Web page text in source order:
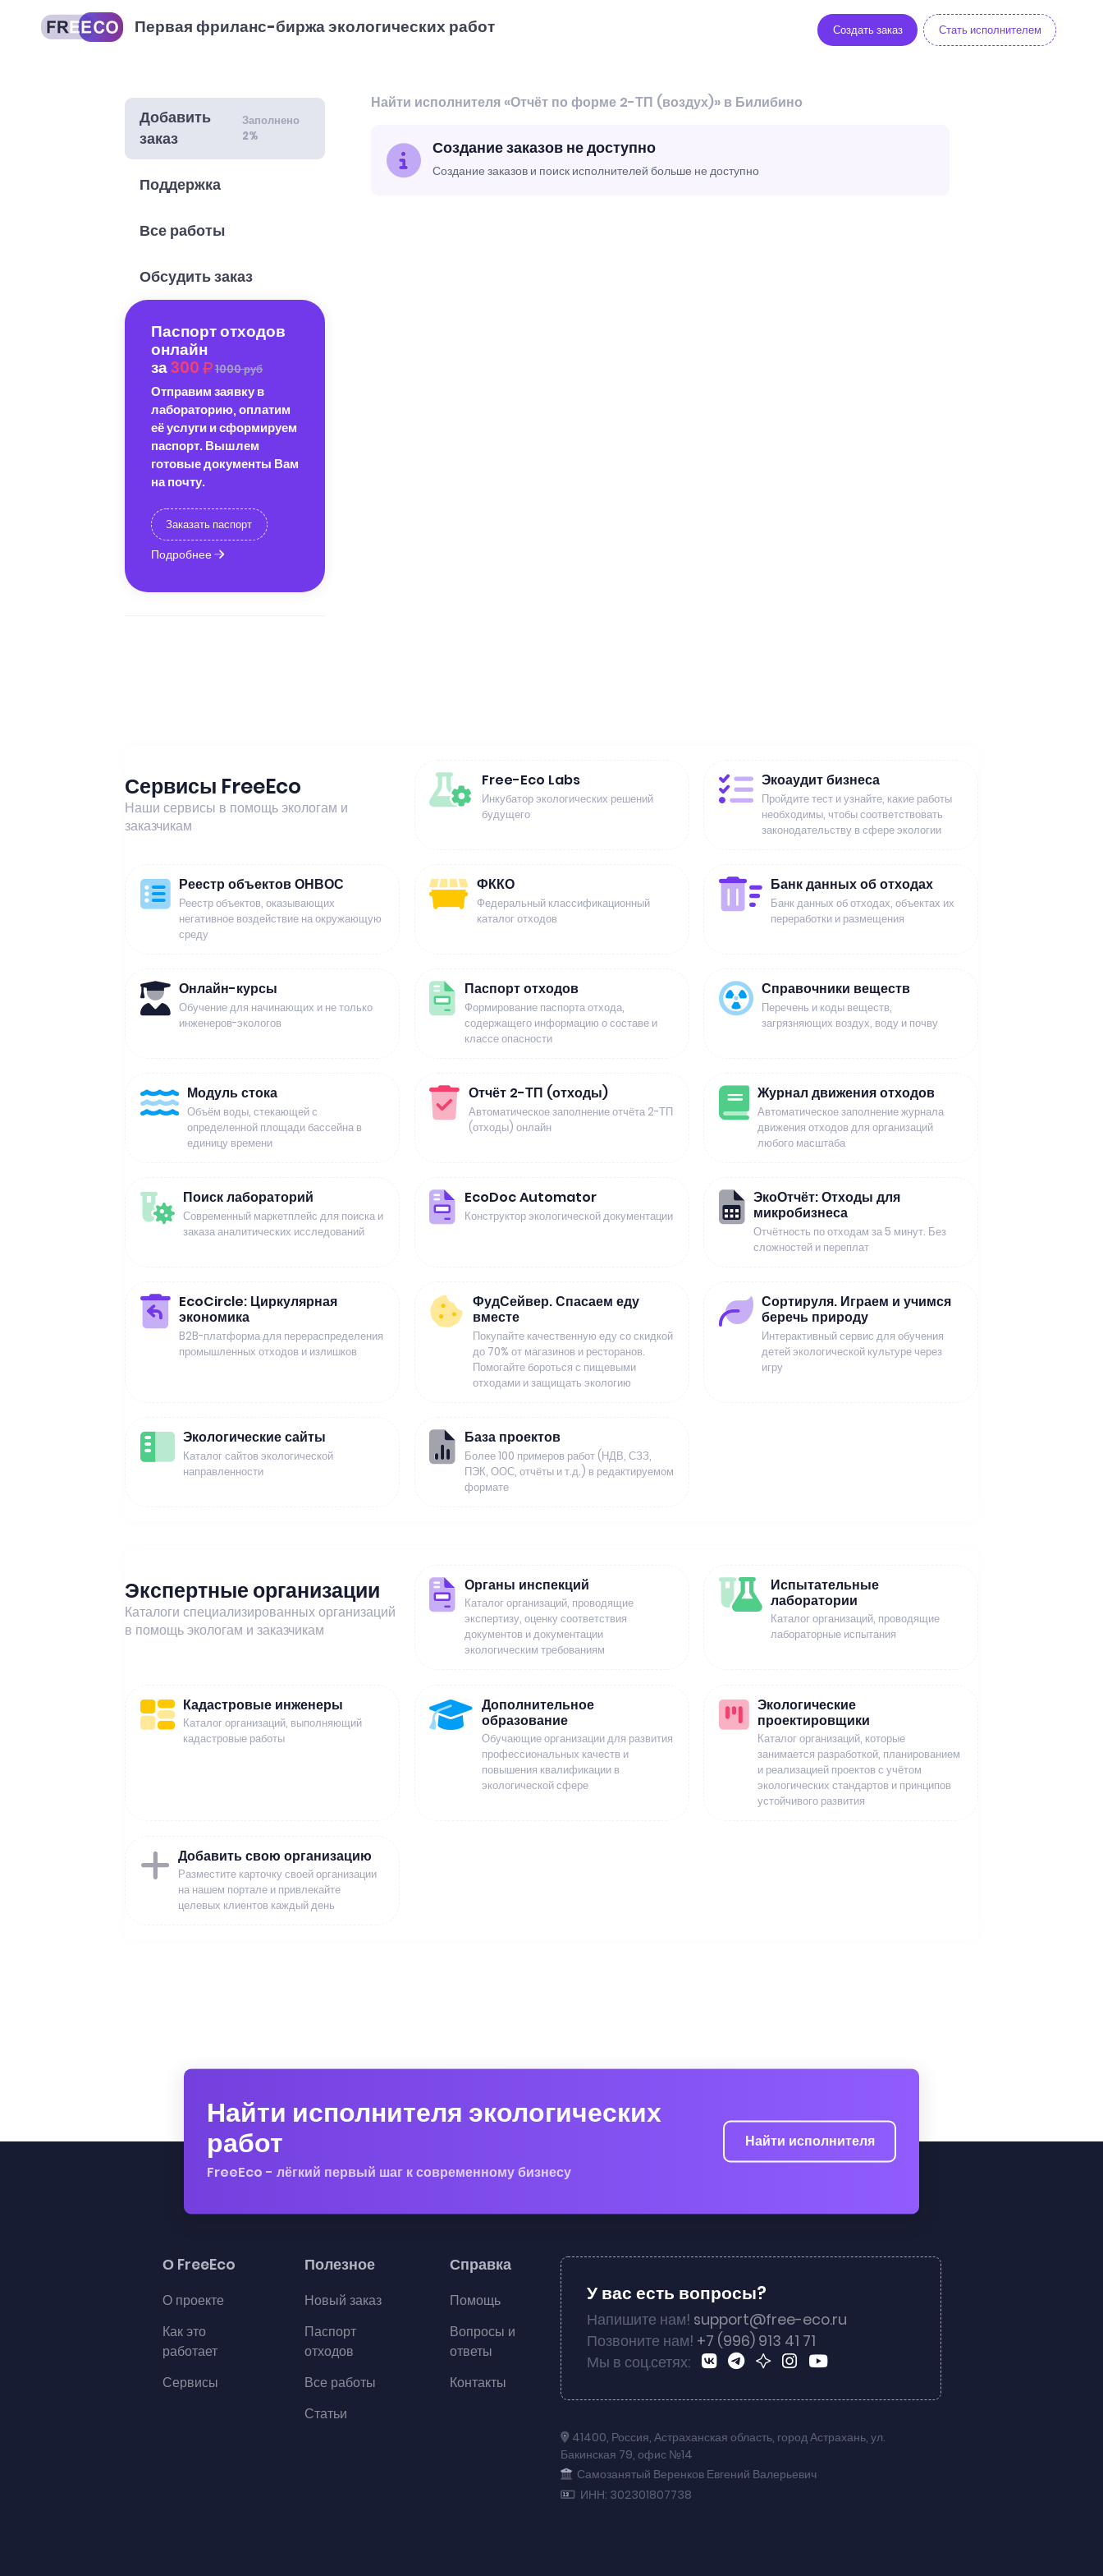
Первая фриланс-биржа экологических работ Создать заказ Стать исполнителем
Добавить
заказ
Заполнено
2%
Поддержка
Все работы
Обсудить заказ
Паспорт отходов
онлайн
за300 1000 руб
Отправим заявку в
лабораторию, оплатим
её услуги и сформируем
паспорт. Вышлем
готовые документы Вам
на почту.
Заказать паспорт
Подробнее
Найти исполнителя «Отчёт по форме 2-ТП (воздух)» в Билибино
Создание заказов не доступно
Создание заказов и поиск исполнителей больше не доступно
Сервисы FreeEco
Наши сервисы в помощь экологам и
заказчикам
Free-Eco Labs
Инкубатор экологических решений
будущего
Экоаудит бизнеса
Пройдите тест и узнайте, какие работы
необходимы, чтобы соответствовать
законодательству в сфере экологии
Реестр объектов ОНВОС
Реестр объектов, оказывающих
негативное воздействие на окружающую
среду
ФККО
Федеральный классификационный
каталог отходов
Банк данных об отходах
Банк данных об отходах, объектах их
переработки и размещения
Онлайн-курсы
Обучение для начинающих и не только
инженеров-экологов
Паспорт отходов
Формирование паспорта отхода,
содержащего информацию о составе и
классе опасности
Справочники веществ
Перечень и коды веществ,
загрязняющих воздух, воду и почву
Модуль стока
Объём воды, стекающей с
определенной площади бассейна в
единицу времени
Отчёт 2-ТП (отходы)
Автоматическое заполнение отчёта 2-ТП
(отходы) онлайн
Журнал движения отходов
Автоматическое заполнение журнала
движения отходов для организаций
любого масштаба
Поиск лабораторий
Современный маркетплейс для поиска и
заказа аналитических исследований
EcoDoc Automator
Конструктор экологической документации
ЭкоОтчёт: Отходы для
микробизнеса
Отчётность по отходам за 5 минут. Без
сложностей и переплат
EcoCircle: Циркулярная
экономика
B2B-платформа для перераспределения
промышленных отходов и излишков
ФудСейвер. Спасаем еду
вместе
Покупайте качественную еду со скидкой
до 70% от магазинов и ресторанов.
Помогайте бороться с пищевыми
отходами и защищать экологию
Сортируля. Играем и учимся
беречь природу
Интерактивный сервис для обучения
детей экологической культуре через
игру
Экологические сайты
Каталог сайтов экологической
направленности
База проектов
Более 100 примеров работ (НДВ, СЗЗ,
ПЭК, ООС, отчёты и т.д.) в редактируемом
формате
Экспертные организации
Каталоги специализированных организаций
в помощь экологам и заказчикам
Органы инспекций
Каталог организаций, проводящие
экспертизу, оценку соответствия
документов и документации
экологическим требованиям
Испытательные
лаборатории
Каталог организаций, проводящие
лабораторные испытания
Кадастровые инженеры
Каталог организаций, выполняющий
кадастровые работы
Дополнительное
образование
Обучающие организации для развития
профессиональных качеств и
повышения квалификации в
экологической сфере
Экологические
проектировщики
Каталог организаций, которые
занимается разработкой, планированием
и реализацией проектов с учётом
экологических стандартов и принципов
устойчивого развития
Добавить свою организацию
Разместите карточку своей организации
на нашем портале и привлекайте
целевых клиентов каждый день
Найти исполнителя экологических
работ
FreeEco - лёгкий первый шаг к современному бизнесу
Найти исполнителя
О FreeEco
О проекте
Как это
работает
Сервисы
Полезное
Новый заказ
Паспорт
отходов
Все работы
Статьи
Справка
Помощь
Вопросы и
ответы
Контакты
У вас есть вопросы?
Напишите нам! support@free-eco.ru
Позвоните нам! +7 (996) 913 41 71
Мы в соц.сетях:
41400, Россия, Астраханская область, город Астрахань, ул.
Бакинская 79, офис №14
Самозанятый Веренков Евгений Валерьевич
ИНН: 302301807738